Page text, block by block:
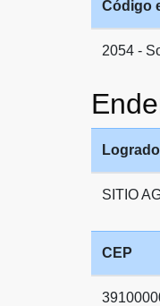
Código
2054 -
SITIO
CEP